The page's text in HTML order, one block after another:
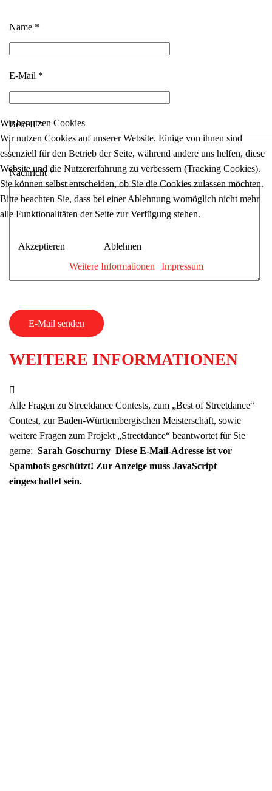
Name *
E-Mail *
Betreff*
Nachricht*
E-Mail senden
WEITERE INFORMATIONEN
Alle Fragen zu Streetdance Contests, zum „Best of Streetdance“
Contest, zur Baden-Württembergischen Meisterschaft, sowie
weitere Fragen zum Projekt „Streetdance“ beantwortet für Sie
gerne: Sarah Goschurny Diese E-Mail-Adresse ist vor
Spambots geschützt! Zur Anzeige muss JavaScript
eingeschaltet sein.
Wir benutzen Cookies
Wir nutzen Cookies auf unserer Website. Einige von ihnen sind
essenziell für den Betrieb der Seite, während andere uns helfen, diese
Website und die Nutzererfahrung zu verbessern (Tracking Cookies).
Sie können selbst entscheiden, ob Sie die Cookies zulassen möchten.
Bitte beachten Sie, dass bei einer Ablehnung womöglich nicht mehr
alle Funktionalitäten der Seite zur Verfügung stehen.
Akzeptieren
Ablehnen
Weitere Informationen | Impressum